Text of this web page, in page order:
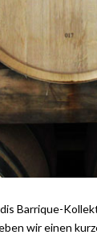
Barrique-
wir einen